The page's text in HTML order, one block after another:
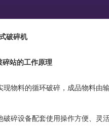
破碎机
碎站的工作原理
物料的循环破碎，成品物料由
碎设备配套使用操作方便、灵活